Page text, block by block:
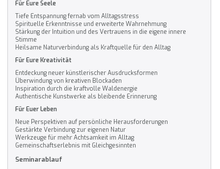
Für Eure Seele
Tiefe Entspannung fernab vom Alltagsstress
Spirituelle Erkenntnisse und erweiterte Wahrnehmung
Stärkung der Intuition und des Vertrauens in die eigene innere
Stimme
Heilsame Naturverbindung als Kraftquelle für den Alltag
Für Eure Kreativität
Entdeckung neuer künstlerischer Ausdrucksformen
Überwindung von kreativen Blockaden
Inspiration durch die kraftvolle Waldenergie
Authentische Kunstwerke als bleibende Erinnerung
Für Euer Leben
Neue Perspektiven auf persönliche Herausforderungen
Gestärkte Verbindung zur eigenen Natur
Werkzeuge für mehr Achtsamkeit im Alltag
Gemeinschaftserlebnis mit Gleichgesinnten
Seminarablauf